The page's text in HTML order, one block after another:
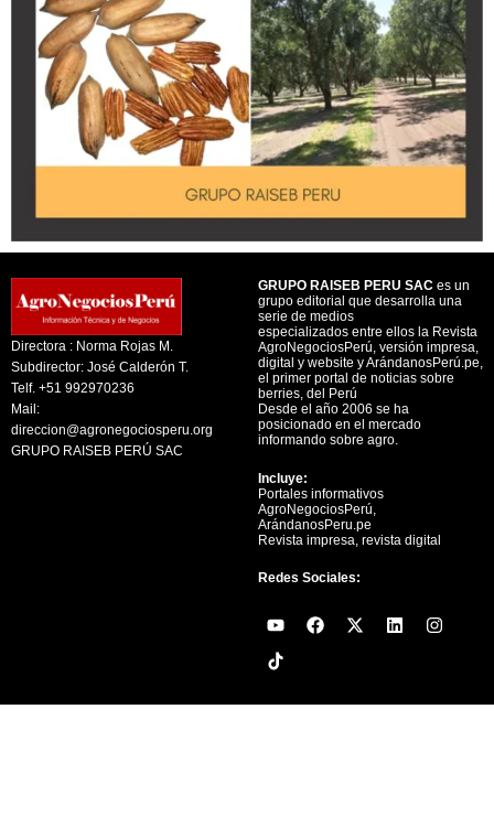
Directora : Norma Rojas M.
Subdirector: José Calderón T.
Telf. +51 992970236
Mail:
direccion@agronegociosperu.org
GRUPO RAISEB PERÚ SAC
GRUPO RAISEB PERU SAC es un
grupo editorial que desarrolla una
serie de medios
especializados entre ellos la Revista
AgroNegociosPerú, versión impresa,
digital y website y ArándanosPerú.pe,
el primer portal de noticias sobre
berries, del Perú
Desde el año 2006 se ha
posicionado en el mercado
informando sobre agro.
Incluye:
Portales informativos
AgroNegociosPerú,
ArándanosPeru.pe
Revista impresa, revista digital
Redes Sociales:
Y
o
u
t
b
F
a
o
X
-
t
L
i
d
I
n
g